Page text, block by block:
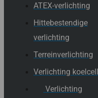
ATEX-verlichting
Hittebestendige
verlichting
Terreinverlichting
Verlichting
Verlichting